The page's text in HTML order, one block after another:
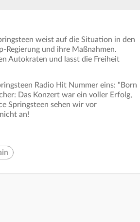
weist auf die Situation in den
Regierung und ihre Maßnahmen.
Autokraten und lasst die Freiheit
Radio Hit Nummer eins: "Born
Das Konzert war ein voller Erfolg,
Springsteen sehen wir vor
an!